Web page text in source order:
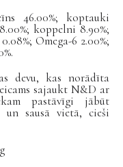
46.00%; koptauki
koppelni 8.90%;
Omega-6 2.00%;
devu, kas norādīta
sajaukt N&D ar
pastāvīgi jābūt
un sausā vietā, cieši